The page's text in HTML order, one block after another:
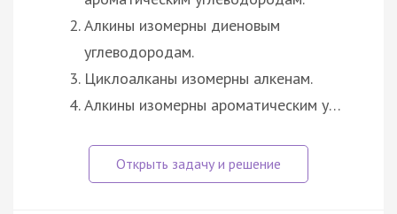
Алкины изомерны диеновым
углеводородам.
Циклоалканы изомерны алкенам.
Алкины изомерны ароматическим у…